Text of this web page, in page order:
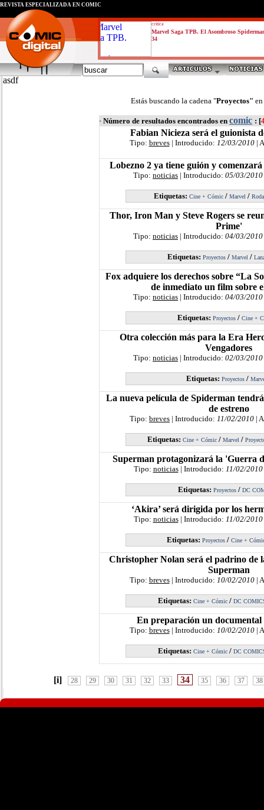
critica
Marvel Saga TPB. El Asombroso
34
REVISTA ESPECIALIZADA EN CÓMIC
asdf
Estás buscando la cadena "Proyectos"
· Número de resultados encontrados en comic : [
Fabian Nicieza será el guionista
Tipo: breves| Introducido: 12/03/2010|
Lobezno 2 ya tiene guión y
Tipo: noticias | Introducido: 05/03/2010
Etiquetas: Cine + Cómic / Marvel /
Thor, Iron Man y Steve Rogers se
Prime'
Tipo: noticias | Introducido: 04/03/2010
Etiquetas: Proyectos/ Marvel/
Fox adquiere los derechos sobre “La
de inmediato un film sobre
Tipo: noticias | Introducido: 04/03/2010
Etiquetas: Proyectos / Cine +
Otra colección más para la Era
Vengadores
Tipo: noticias | Introducido: 02/03/2010
Etiquetas: Proyectos /
La nueva película de Spiderman
de estreno
Tipo: breves | Introducido: 11/02/2010 |
Etiquetas: Cine + Cómic/ Marvel/
Superman protagonizará la 'Guerra
Tipo: noticias| Introducido: 11/02/2010
Etiquetas: Proyectos / DC
‘Akira’ será dirigida por los
Tipo: noticias| Introducido: 11/02/2010
Etiquetas: Proyectos/ Cine +
Christopher Nolan será el padrino de
Superman
Tipo: breves| Introducido: 10/02/2010|
Etiquetas: Cine + Cómic / DC
En preparación un documental
Tipo: breves| Introducido: 10/02/2010|
Etiquetas: Cine + Cómic / DC
[i] 28 29 30 31 32 33 34 35 36 37 38